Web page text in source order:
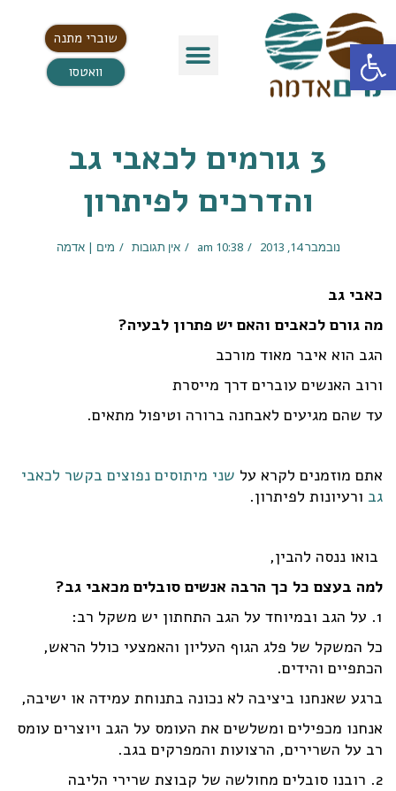
פתח סרגל נגישות
שוברי מתנה
וואטסו
3 גורמים לכאבי גב
והדרכים לפיתרון
נובמבר 14, 2013 10:38 am אין תגובות מים | אדמה
כאבי גב
מה גורם לכאבים והאם יש פתרון לבעיה?
הגב הוא איבר מאוד מורכב
ורוב האנשים עוברים דרך מייסרת
עד שהם מגיעים לאבחנה ברורה וטיפול מתאים.
אתם מוזמנים לקרא על שני מיתוסים נפוצים בקשר לכאבי
גב ורעיונות לפיתרון.
בואו ננסה להבין,
למה בעצם כל כך הרבה אנשים סובלים מכאבי גב?
1. על הגב ובמיוחד על הגב התחתון יש משקל רב:
כל המשקל של פלג הגוף העליון והאמצעי כולל הראש,
הכתפיים והידים.
ברגע שאנחנו ביציבה לא נכונה בתנוחת עמידה או ישיבה,
אנחנו מכפילים ומשלשים את העומס על הגב ויוצרים עומס
רב על השרירים, הרצועות והמפרקים בגב.
2. רובנו סובלים מחולשה של קבוצת שרירי הליבה